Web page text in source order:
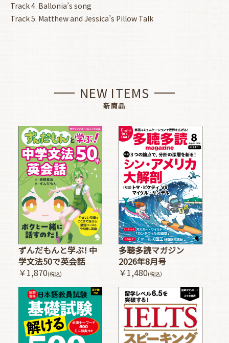
Track 4. Ballonia’s song
Track 5. Matthew and Jessica’s Pillow Talk
NEW ITEMS
新商品
ずんだもんと学ぶ! 中
学文法50で英会話
￥1,870(税込)
多聴多読マガジン
2026年8月号
￥1,480(税込)